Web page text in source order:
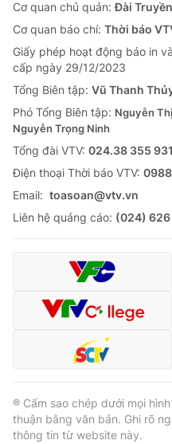
Cơ quan chủ quản:Đài
Cơ quan báo chí: Thời báo
Giấy phép hoạt động báo in
cấp ngày 29/12/2023
Tổng Biên tập: Vũ Thanh
Phó Tổng Biên tập: Nguyễn
Nguyễn Trọng Ninh
Tổng đài VTV: 024.38 355
Ðiện thoại Thời báo VTV: 0988
Email: toasoan@vtv.vn
Liên hệ quảng cáo: (024)
® Cấm sao chép dưới mọi
thuận bằng văn bản. Ghi rõ
thông tin từ website này.